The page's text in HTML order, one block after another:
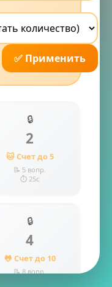
✅ Применить
🔒
2
🐱 Счет до 5
📝 5 вопр.
⏱️ 25с
🔒
4
🐸 Счет до 10
📝 8 вопр.